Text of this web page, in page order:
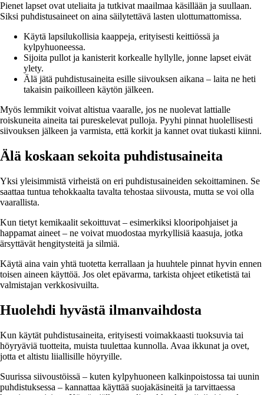
Pienet lapset ovat uteliaita ja tutkivat maailmaa käsillään ja suullaan.
Siksi puhdistusaineet on aina säilytettävä lasten ulottumattomissa.
Käytä lapsilukollisia kaappeja, erityisesti keittiössä ja
kylpyhuoneessa.
Sijoita pullot ja kanisterit korkealle hyllylle, jonne lapset eivät
ylety.
Älä jätä puhdistusaineita esille siivouksen aikana – laita ne heti
takaisin paikoilleen käytön jälkeen.
Myös lemmikit voivat altistua vaaralle, jos ne nuolevat lattialle
roiskuneita aineita tai pureskelevat pulloja. Pyyhi pinnat huolellisesti
siivouksen jälkeen ja varmista, että korkit ja kannet ovat tiukasti kiinni.
Älä koskaan sekoita puhdistusaineita
Yksi yleisimmistä virheistä on eri puhdistusaineiden sekoittaminen. Se
saattaa tuntua tehokkaalta tavalta tehostaa siivousta, mutta se voi olla
vaarallista.
Kun tietyt kemikaalit sekoittuvat – esimerkiksi klooripohjaiset ja
happamat aineet – ne voivat muodostaa myrkyllisiä kaasuja, jotka
ärsyttävät hengitysteitä ja silmiä.
Käytä aina vain yhtä tuotetta kerrallaan ja huuhtele pinnat hyvin ennen
toisen aineen käyttöä. Jos olet epävarma, tarkista ohjeet etiketistä tai
valmistajan verkkosivuilta.
Huolehdi hyvästä ilmanvaihdosta
Kun käytät puhdistusaineita, erityisesti voimakkaasti tuoksuvia tai
höyryäviä tuotteita, muista tuulettaa kunnolla. Avaa ikkunat ja ovet,
jotta et altistu liiallisille höyryille.
Suurissa siivoustöissä – kuten kylpyhuoneen kalkinpoistossa tai uunin
puhdistuksessa – kannattaa käyttää suojakäsineitä ja tarvittaessa